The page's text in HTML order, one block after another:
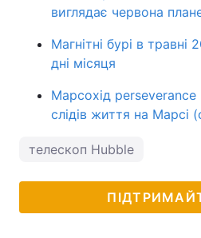
виглядає червона
Магнітні бурі в травні
дні місяця
Марсохід
слідів життя на Марсі
телескоп Hubble